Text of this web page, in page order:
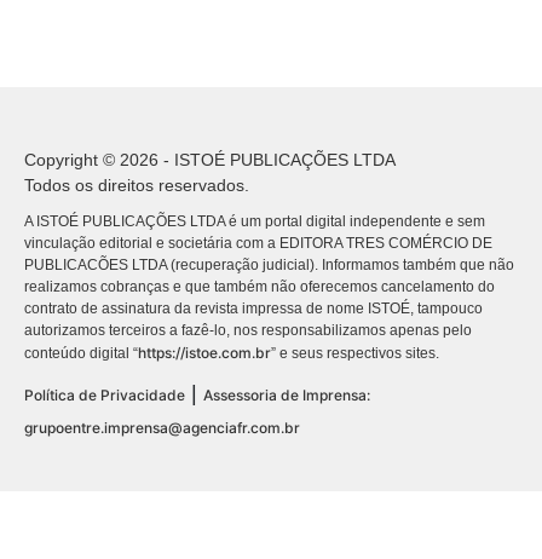
Copyright © 2026 - ISTOÉ PUBLICAÇÕES LTDA
Todos os direitos reservados.
A ISTOÉ PUBLICAÇÕES LTDA é um portal digital independente e sem
vinculação editorial e societária com a EDITORA TRES COMÉRCIO DE
PUBLICACÕES LTDA (recuperação judicial). Informamos também que não
realizamos cobranças e que também não oferecemos cancelamento do
contrato de assinatura da revista impressa de nome ISTOÉ, tampouco
autorizamos terceiros a fazê-lo, nos responsabilizamos apenas pelo
conteúdo digital “https://istoe.com.br” e seus respectivos sites.
Política de Privacidade
Assessoria de Imprensa:
grupoentre.imprensa@agenciafr.com.br